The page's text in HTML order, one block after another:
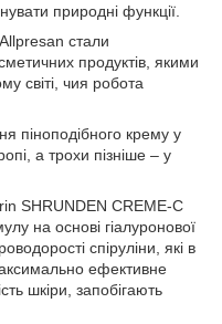
природні функції.
стали
продуктів, якими
світі, чия робота
піноподібного крему у
а трохи пізніше – у
SHRUNDEN CREME-C
на основі гіалуронової
спіруліни, які в
ефективне
шкіри, запобігають